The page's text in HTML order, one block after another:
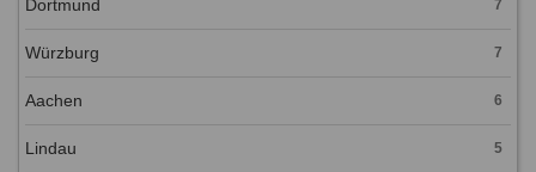
Dortmund 7
Würzburg 7
Aachen 6
Lindau 5